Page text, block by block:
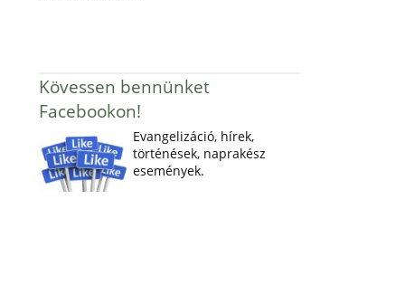
Kövessen bennünket
Facebookon!
Evangelizáció, hírek,
történések, naprakész
események.